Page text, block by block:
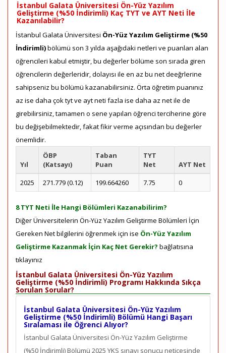
İstanbul Galata Üniversitesi Ön-Yüz Yazılım
Geliştirme (%50 İndirimli) Kaç TYT ve AYT Neti İle
Kazanılabilir?
İstanbul Galata Üniversitesi Ön-Yüz Yazılım Geliştirme (%50
İndirimli)bölümü son 3 yılda aşağıdaki netleri ve puanları alan
öğrencileri kabul etmiştir, bu değerler bölüme son sırada giren
öğrencilerin değerleridir, dolayısı ile en az bu net deeğrlerine
sahipseniz bu bölümü kazanabilirsiniz. Örta öğretim puanınız
az ise daha çok tyt ve ayt neti fazla ise daha az net ile de
girebilirsiniz, tamamen o sene yapılan öğrenci terciherine göre
bu değişebilmektedir, fakat fikir verme açısından bu değerler
önemlidir.
Yıl
ÖBP
(Katsayı)
Taban
Puan
TYT
Net
AYT Net
2025
271.779 (0.12) 199.664260 7.75 0
8 TYT Neti İle Hangi Bölümleri Kazanabilirim?
Diğer Üniversitelerin Ön-Yüz Yazılım Geliştirme Bölümleri İçin
Gereken Net bilgilerini öğrenmek için ise Ön-Yüz Yazılım
Geliştirme Kazanmak İçin Kaç Net Gerekir? bağlatısına
tıklayınız
İstanbul Galata Üniversitesi Ön-Yüz Yazılım
Geliştirme (%50 İndirimli) Programı Hakkında Sıkça
Sorulan Sorular?
İstanbul Galata Üniversitesi Ön-Yüz Yazılım
Geliştirme (%50 İndirimli) Bölümü Hangi Başarı
Sıralaması ile Öğrenci Alıyor?
İstanbul Galata Üniversitesi Ön-Yüz Yazılım Geliştirme
(%50 İndirimli) Bölümü 2025 YKS sınavı sonucu neticesinde